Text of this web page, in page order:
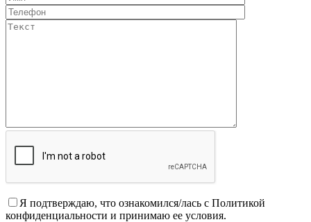
Я подтверждаю, что ознакомился/лась с Политикой
конфиденциальности и принимаю ее условия.